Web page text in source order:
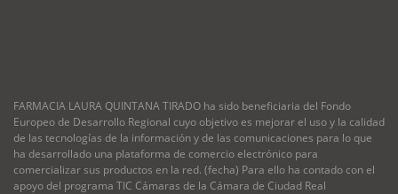
FARMACIA LAURA QUINTANA TIRADO ha sido beneficiaria del Fondo
Europeo de Desarrollo Regional cuyo objetivo es mejorar el uso y la calidad
de las tecnologías de la información y de las comunicaciones para lo que
ha desarrollado una plataforma de comercio electrónico para
comercializar sus productos en la red. (fecha) Para ello ha contado con el
apoyo del programa TIC Cámaras de la Cámara de Ciudad Real